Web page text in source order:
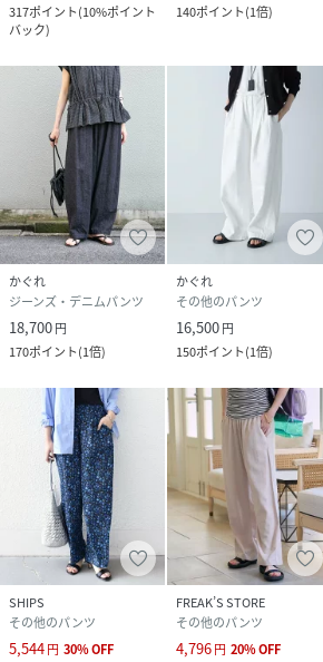
317ポイント(10%ポイント
バック)
140ポイント(1倍)
かぐれ
ジーンズ・デニムパンツ
18,700円
170ポイント(1倍)
かぐれ
その他のパンツ
16,500円
150ポイント(1倍)
SHIPS
その他のパンツ
5,544円 30%OFF
FREAK’S STORE
その他のパンツ
4,796円 20%OFF